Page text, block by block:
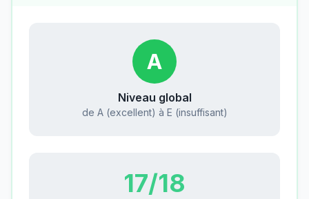
A
Niveau global
de A (excellent) à E (insuffisant)
17/18